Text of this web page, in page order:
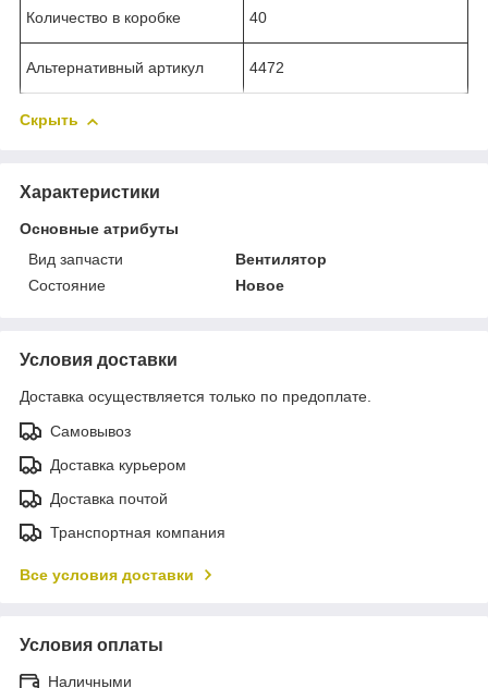
Количество в коробке 40
Альтернативный артикул 4472
Скрыть
Характеристики
Основные атрибуты
Вид запчасти
Вентилятор
Состояние
Новое
Условия доставки
Доставка осуществляется только по предоплате.
Самовывоз
Доставка курьером
Доставка почтой
Транспортная компания
Все условия доставки
Условия оплаты
Наличными